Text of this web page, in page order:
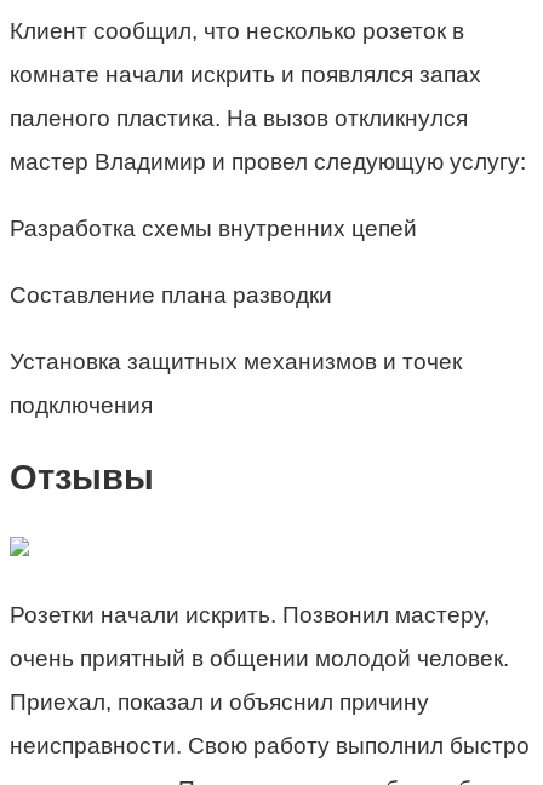
Клиент сообщил, что несколько розеток в
комнате начали искрить и появлялся запах
паленого пластика. На вызов откликнулся
мастер Владимир и провел следующую услугу:
Разработка схемы внутренних цепей
Составление плана разводки
Установка защитных механизмов и точек
подключения
Отзывы
Розетки начали искрить. Позвонил мастеру,
очень приятный в общении молодой человек.
Приехал, показал и объяснил причину
неисправности. Свою работу выполнил быстро